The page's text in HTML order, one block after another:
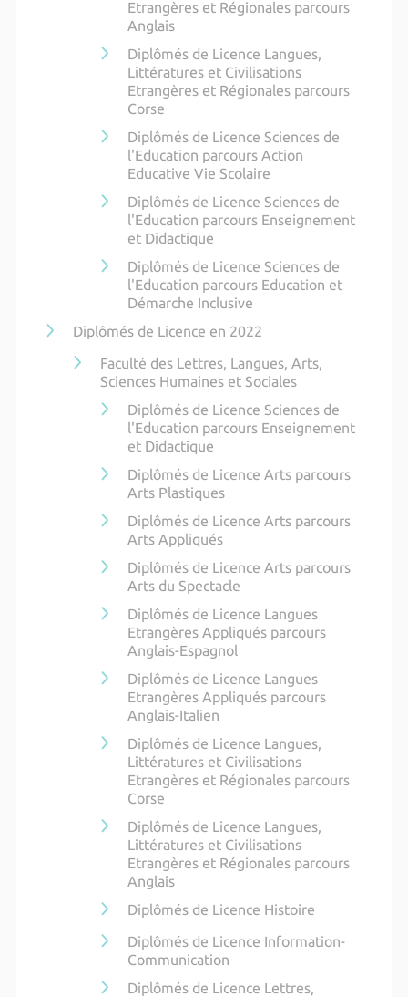
Etrangères et Régionales parcours
Anglais
Diplômés de Licence Langues,
Littératures et Civilisations
Etrangères et Régionales parcours
Corse
Diplômés de Licence Sciences de
l'Education parcours Action
Educative Vie Scolaire
Diplômés de Licence Sciences de
l'Education parcours Enseignement
et Didactique
Diplômés de Licence Sciences de
l'Education parcours Education et
Démarche Inclusive
Diplômés de Licence en 2022
Faculté des Lettres, Langues, Arts,
Sciences Humaines et Sociales
Diplômés de Licence Sciences de
l'Education parcours Enseignement
et Didactique
Diplômés de Licence Arts parcours
Arts Plastiques
Diplômés de Licence Arts parcours
Arts Appliqués
Diplômés de Licence Arts parcours
Arts du Spectacle
Diplômés de Licence Langues
Etrangères Appliqués parcours
Anglais-Espagnol
Diplômés de Licence Langues
Etrangères Appliqués parcours
Anglais-Italien
Diplômés de Licence Langues,
Littératures et Civilisations
Etrangères et Régionales parcours
Corse
Diplômés de Licence Langues,
Littératures et Civilisations
Etrangères et Régionales parcours
Anglais
Diplômés de Licence Histoire
Diplômés de Licence Information-
Communication
Diplômés de Licence Lettres,